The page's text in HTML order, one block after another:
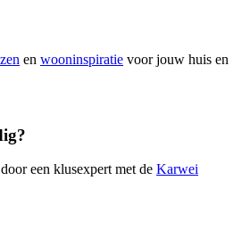
en wooninspiratie voor jouw huis en
een klusexpert met de Karwei